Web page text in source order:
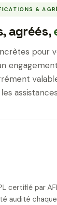
&
agréés,
pour
les
certifié par
audité